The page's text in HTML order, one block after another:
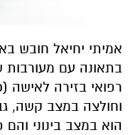
אמיתי יחיאל חובש
בתאונה עם מעורבות
הוא במצב בינוני